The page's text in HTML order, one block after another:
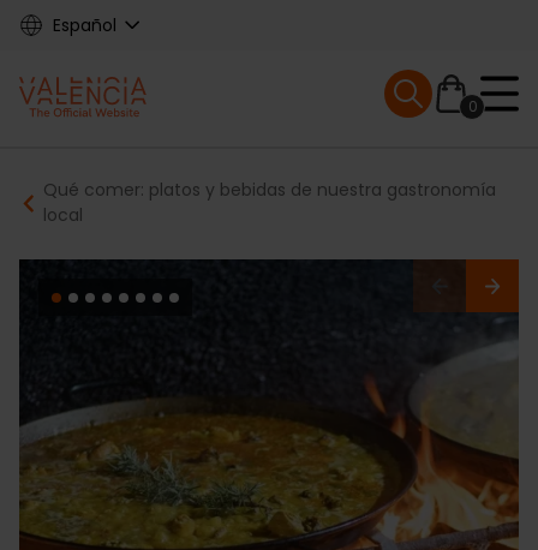
Skip
content
Español
Main
navigation
0
Mobile menu
Breadcrumb
Qué comer: platos y bebidas de nuestra gastronomía
local